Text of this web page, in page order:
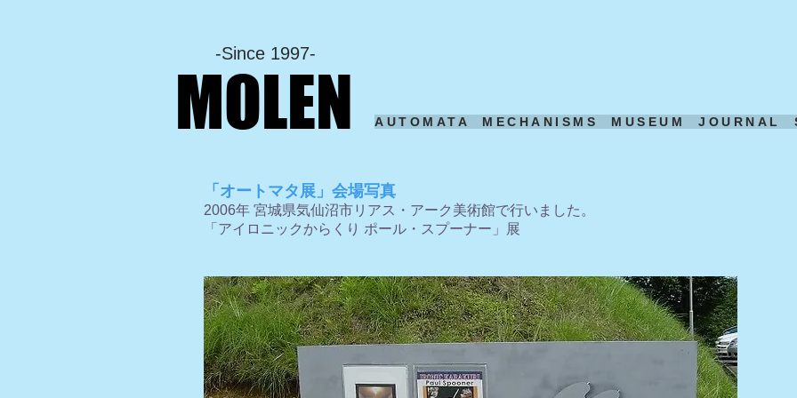
-Since 1997-
MOLEN AUTOMATA MECHANISMS MUSEUM JOURNAL
「オートマタ展」会場写真
2006年 宮城県気仙沼市リアス・アーク美術館で行いました。
「アイロニックからくり ポール・スプーナー」展